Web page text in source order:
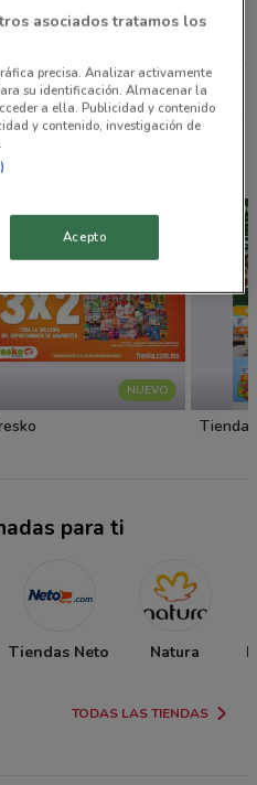
Todas las tiendas Bershka
NUEVO
para ti
Tiendas Neto Natura
TODAS LAS TIENDAS
asociados tratamos los
precisa. Analizar activamente
su identificación. Almacenar la
a ella. Publicidad y contenido
y contenido, investigación de
Acepto